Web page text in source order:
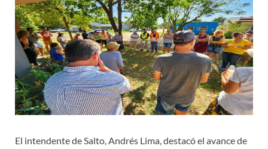
El intendente de Salto, Andrés Lima, destacó el avance de